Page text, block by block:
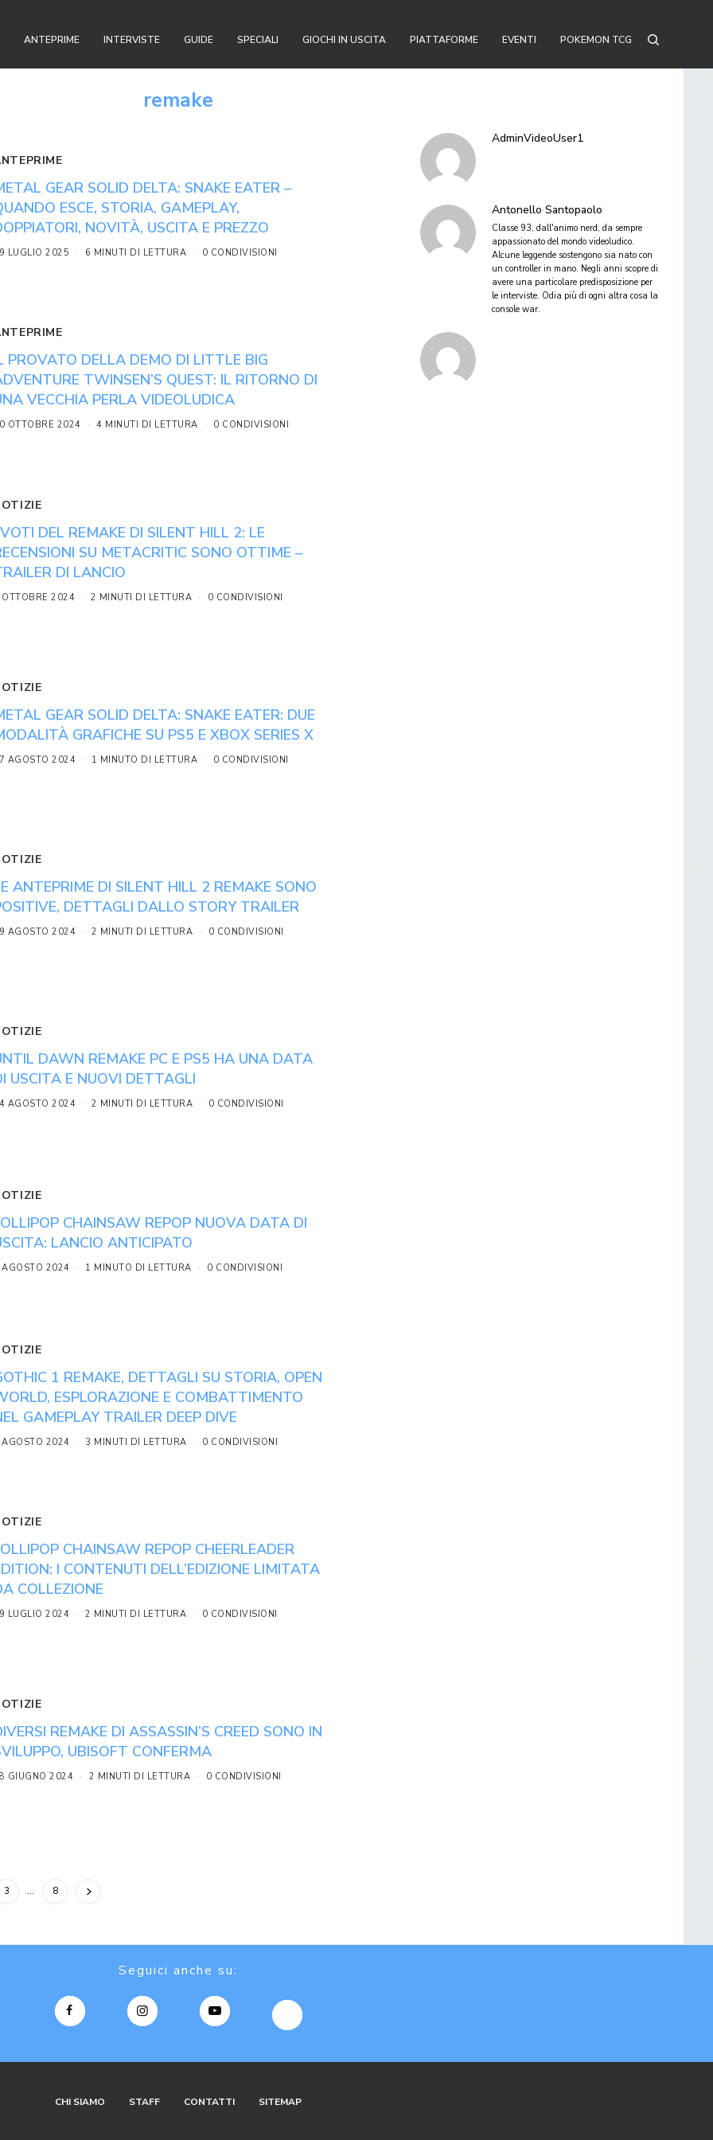
ANTEPRIME INTERVISTE GUIDE SPECIALI GIOCHI IN USCITA PIATTAFORME EVENTI POKEMON TCG
remake
GEAR SOLID DELTA: SNAKE EATER –
ESCE, STORIA, GAMEPLAY,
NOVITÀ, USCITA E PREZZO
LUGLIO 2025 6 MINUTI DI LETTURA 0 CONDIVISIONI
PROVATO DELLA DEMO DI LITTLE BIG
TWINSEN’S QUEST: IL RITORNO DI
VECCHIA PERLA VIDEOLUDICA
OTTOBRE 2024 4 MINUTI DI LETTURA 0 CONDIVISIONI
DEL REMAKE DI SILENT HILL 2: LE
SU METACRITIC SONO OTTIME –
DI LANCIO
2024 2 MINUTI DI LETTURA 0 CONDIVISIONI
GEAR SOLID DELTA: SNAKE EATER: DUE
GRAFICHE SU PS5 E XBOX SERIES X
AGOSTO 2024 1 MINUTO DI LETTURA 0 CONDIVISIONI
ANTEPRIME DI SILENT HILL 2 REMAKE SONO
DETTAGLI DALLO STORY TRAILER
AGOSTO 2024 2 MINUTI DI LETTURA 0 CONDIVISIONI
DAWN REMAKE PC E PS5 HA UNA DATA
USCITA E NUOVI DETTAGLI
AGOSTO 2024 2 MINUTI DI LETTURA 0 CONDIVISIONI
CHAINSAW REPOP NUOVA DATA DI
LANCIO ANTICIPATO
2024 1 MINUTO DI LETTURA 0 CONDIVISIONI
1 REMAKE, DETTAGLI SU STORIA, OPEN
ESPLORAZIONE E COMBATTIMENTO
GAMEPLAY TRAILER DEEP DIVE
2024 3 MINUTI DI LETTURA 0 CONDIVISIONI
CHAINSAW REPOP CHEERLEADER
I CONTENUTI DELL’EDIZIONE LIMITATA
COLLEZIONE
LUGLIO 2024 2 MINUTI DI LETTURA 0 CONDIVISIONI
REMAKE DI ASSASSIN’S CREED SONO IN
UBISOFT CONFERMA
GIUGNO 2024 2 MINUTI DI LETTURA 0 CONDIVISIONI
3 … 8
AdminVideoUser1
Antonello Santopaolo
Classe 93, dall'animo nerd, da sempre
appassionato del mondo videoludico.
Alcune leggende sostengono sia nato con
un controller in mano. Negli anni scopre di
avere una particolare predisposizione per
le interviste. Odia più di ogni altra cosa la
console war.
Seguici anche su:
CHI SIAMO STAFF CONTATTI SITEMAP